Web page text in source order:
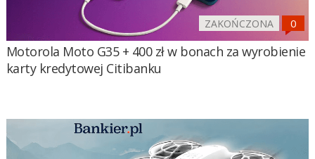
ZAKOŃCZONA
Motorola Moto G35 + 400 zł w bonach za wyrobienie
karty kredytowej Citibanku